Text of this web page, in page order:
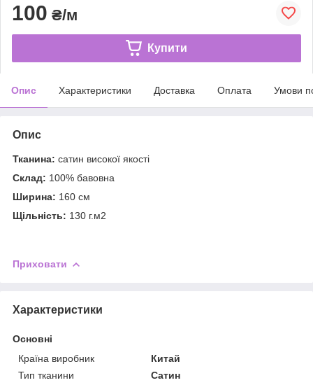
100 ₴/м
Купити
Опис Характеристики Доставка Оплата Умови
Опис
Тканина: сатин високої якості
Склад: 100% бавовна
Ширина: 160 см
Щільність: 130 г.м2
Приховати
Характеристики
Основні
Країна виробник
Китай
Тип тканини
Сатин